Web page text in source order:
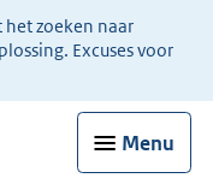
zoeken naar
Excuses voor
Menu